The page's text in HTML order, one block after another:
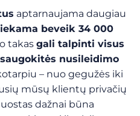
aptarnaujama daugiau
beveik 34 000
takas gali talpinti visus
saugokitės nusileidimo
– nuo gegužės iki
mūsų klientų privačių
dažnai būna